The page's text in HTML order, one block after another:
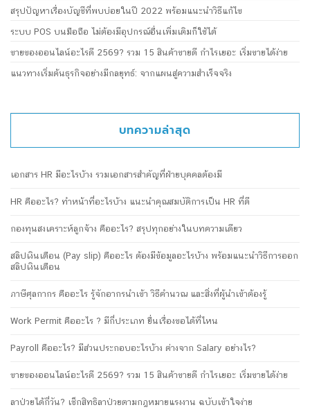
สรุปปัญหาเรื่องบัญชีที่พบบ่อยในปี 2022 พร้อมแนะนำวิธีแก้ไข
ระบบ POS บนมือถือ ไม่ต้องมีอุปกรณ์อื่นเพิ่มเติมก็ใช้ได้
ขายของออนไลน์อะไรดี 2569? รวม 15 สินค้าขายดี กำไรเยอะ เริ่มขายได้ง่าย
แนวทางเริ่มต้นธุรกิจอย่างมีกลยุทธ์: จากแผนสู่ความสำเร็จจริง
บทความล่าสุด
เอกสาร HR มีอะไรบ้าง รวมเอกสารสำคัญที่ฝ่ายบุคคลต้องมี
HR คืออะไร? ทำหน้าที่อะไรบ้าง แนะนำคุณสมบัติการเป็น HR ที่ดี
กองทุนสงเคราะห์ลูกจ้าง คืออะไร? สรุปทุกอย่างในบทความเดียว
สลิปเงินเดือน (Pay slip) คืออะไร ต้องมีข้อมูลอะไรบ้าง พร้อมแนะนำวิธีการออก
สลิปเงินเดือน
ภาษีศุลกากร คืออะไร รู้จักอากรนำเข้า วิธีคำนวณ และสิ่งที่ผู้นำเข้าต้องรู้
Work Permit คืออะไร ? มีกี่ประเภท ยื่นเรื่องขอได้ที่ไหน
Payroll คืออะไร? มีส่วนประกอบอะไรบ้าง ต่างจาก Salary อย่างไร?
ขายของออนไลน์อะไรดี 2569? รวม 15 สินค้าขายดี กำไรเยอะ เริ่มขายได้ง่าย
ลาป่วยได้กี่วัน? เช็กสิทธิลาป่วยตามกฎหมายแรงงาน ฉบับเข้าใจง่าย